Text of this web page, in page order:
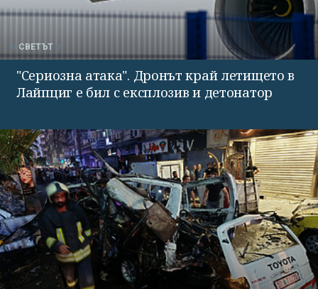
СВЕТЪТ
"Сериозна атака". Дронът край летището в
Лайпциг е бил с експлозив и детонатор